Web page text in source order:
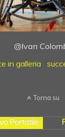
@Ivan
in galleria
Torna su
Portatile